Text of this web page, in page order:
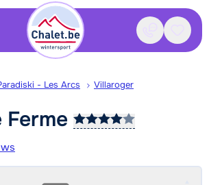
Contact
- Les Arcs Villaroger
Ferme